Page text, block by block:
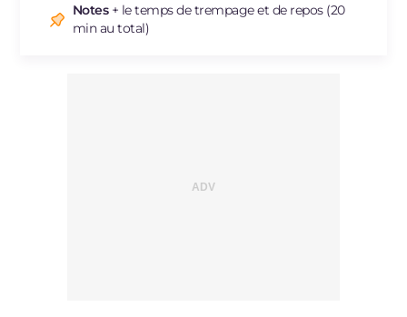
Notes+ le temps de trempage et de repos (20
min au total)